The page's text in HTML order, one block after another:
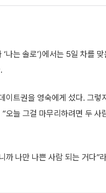
나는 솔로’)에서는 5일 차를
이트권을 영숙에게 섰다. 그렇
오늘 그걸 마무리하려면 두 사
까 나만 나쁜 사람 되는 거다”